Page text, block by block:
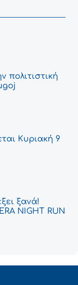
πολιτιστική
Κυριακή 9
ξανά!
NIGHT RUN